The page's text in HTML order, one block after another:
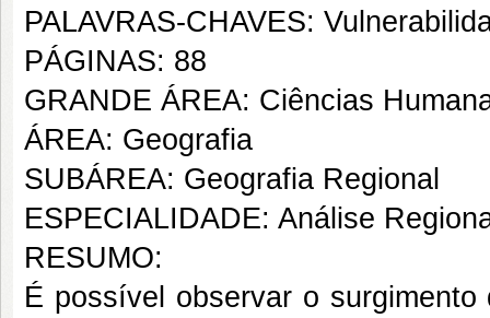
PALAVRAS-CHAVES:
PÁGINAS: 88
GRANDE ÁREA: Ciências
ÁREA: Geografia
SUBÁREA: Geografia Regional
ESPECIALIDADE: Análise
RESUMO:
É possível observar o